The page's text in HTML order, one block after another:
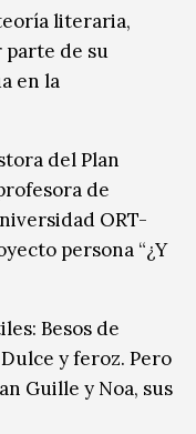
literaria,
parte de su
en la
del Plan
de
ORT-
persona “¿Y
Besos de
y feroz. Pero
Guille y Noa, sus